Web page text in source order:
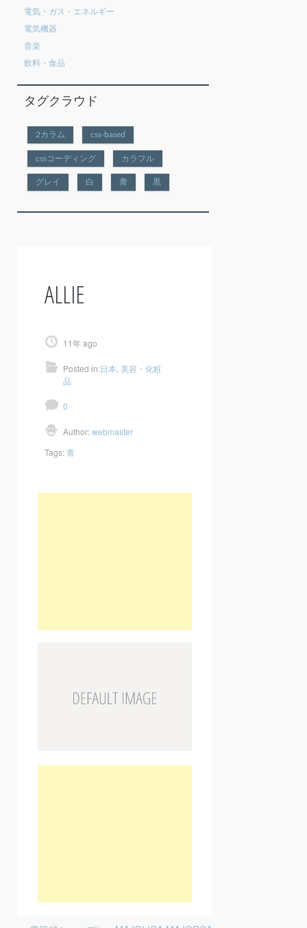
電気・ガス・エネルギー
電気機器
音楽
飲料・食品
タグクラウド
2カラム css-based
cssコーディング カラフル
グレイ 白 青 黒
ALLIE
11年 ago
Posted in:日本 美容・化粧
品
0
Author:webmaster
Tags:青